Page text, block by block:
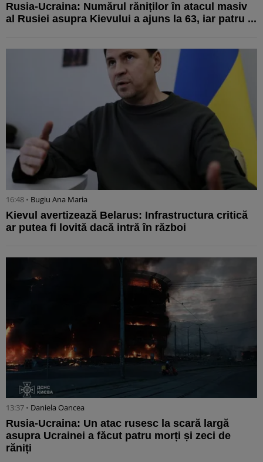
Rusia-Ucraina: Numărul răniților în atacul masiv
al Rusiei asupra Kievului a ajuns la 63, iar patru ...
16:48 • Bugiu ⁠Ana Maria
Kievul avertizează Belarus: Infrastructura critică
ar putea fi lovită dacă intră în război
13:37 • Daniela Oancea
Rusia-Ucraina: Un atac rusesc la scară largă
asupra Ucrainei a făcut patru morți și zeci de
răniți